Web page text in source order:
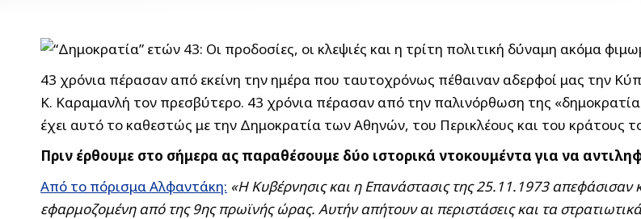
43 χρόνια πέρασαν από εκείνη την ημέρα που ταυτοχρόνως πέθαιναν αδερφοί μας την
Κ. Καραμανλή τον πρεσβύτερο. 43 χρόνια πέρασαν από την παλινόρθωση της
έχει αυτό το καθεστώς με την Δημοκρατία των Αθηνών, του Περικλέους και του κράτους
Πριν έρθουμε στο σήμερα ας παραθέσουμε δύο ιστορικά ντοκουμέντα για να
Από το πόρισμα Αλφαντάκη: «Η Κυβέρνησις και η Επανάστασις της 25.11.1973 απεφάσισαν
εφαρμοζομένη από της 9ης πρωϊνής ώρας. Αυτήν απήτουν αι περιστάσεις και τα